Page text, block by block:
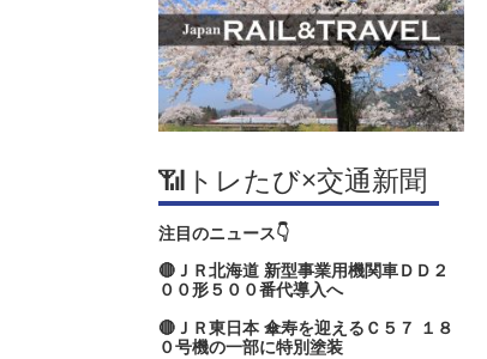
📶トレたび×交通新聞
注目のニュース👇
🔴ＪＲ北海道 新型事業用機関車ＤＤ２
００形５００番代導入へ
🔴ＪＲ東日本 傘寿を迎えるＣ５７ １８
０号機の一部に特別塗装